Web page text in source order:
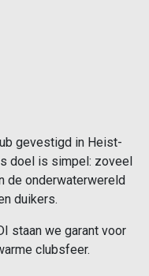
gevestigd in Heist-
doel is simpel: zoveel
de onderwaterwereld
duikers.
staan we garant voor
clubsfeer.